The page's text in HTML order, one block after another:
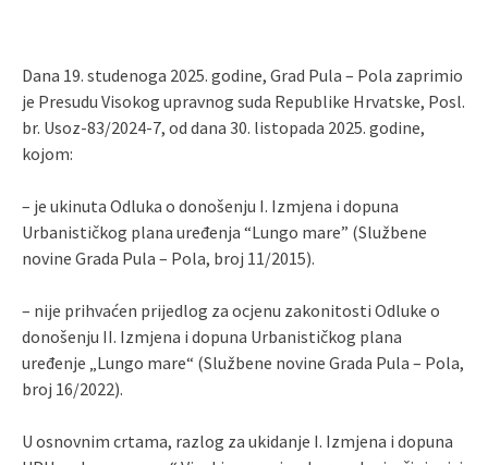
Dana 19. studenoga 2025. godine, Grad Pula – Pola zaprimio
je Presudu Visokog upravnog suda Republike Hrvatske, Posl.
br. Usoz-83/2024-7, od dana 30. listopada 2025. godine,
kojom:
– je ukinuta Odluka o donošenju I. Izmjena i dopuna
Urbanističkog plana uređenja “Lungo mare” (Službene
novine Grada Pula – Pola, broj 11/2015).
– nije prihvaćen prijedlog za ocjenu zakonitosti Odluke o
donošenju II. Izmjena i dopuna Urbanističkog plana
uređenje „Lungo mare“ (Službene novine Grada Pula – Pola,
broj 16/2022).
U osnovnim crtama, razlog za ukidanje I. Izmjena i dopuna